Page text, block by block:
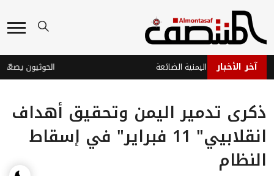
آخر الأخبار
والدبلوماسية اليمنية الضائعة الحوثيون
ذكرى تدمير اليمن وتحقيق أهداف
انقلابيي" 11 فبراير" في إسقاط
النظام